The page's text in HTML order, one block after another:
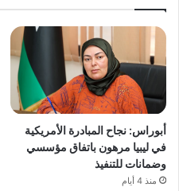
أبوراس: نجاح المبادرة الأمريكية
في ليبيا مرهون باتفاق مؤسسي
وضمانات للتنفيذ
منذ 4 أيام